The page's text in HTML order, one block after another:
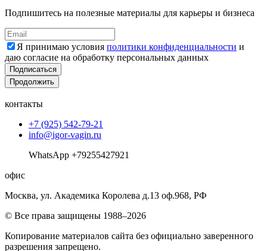
Подпишитесь на полезные материалы для карьеры и бизнеса
Я принимаю условия политики конфиденциальности и
даю согласие на обработку персональных данных
Подписаться
Продолжить
контакты
+7 (925) 542-79-21
info@igor-vagin.ru
WhatsApp +79255427921
офис
Москва, ул. Академика Королева д.13 оф.968, РФ
© Все права защищены 1988–2026
Копирование материалов сайта без официально заверенного
разрешения запрещено.